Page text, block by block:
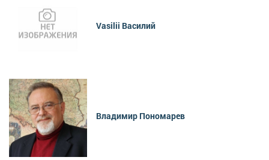
Vasilii Василий
Владимир Пономарев